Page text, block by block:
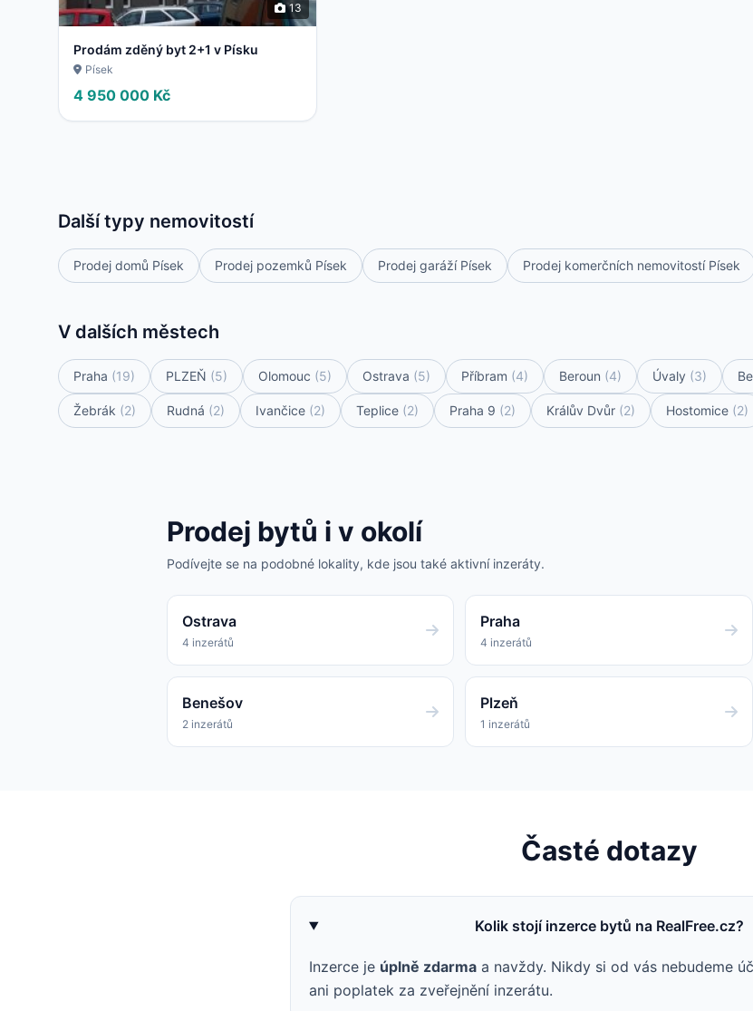
13
Prodám zděný byt 2+1 v Písku
Písek
4 950 000 Kč
Další typy nemovitostí
Prodej domů Písek Prodej pozemků Písek Prodej garáží Písek Prodej komerčních nemovitostí Písek
V dalších městech
Praha (19) PLZEŇ (5) Olomouc (5) Ostrava (5) Příbram (4) Beroun (4) Úvaly (3)
Žebrák (2) Rudná (2) Ivančice (2) Teplice (2) Praha 9 (2) Králův Dvůr (2) Hostomice (2)
Prodej bytů i v okolí
Podívejte se na podobné lokality, kde jsou také aktivní inzeráty.
Ostrava
4 inzerátů
Praha
4 inzerátů
Benešov
2 inzerátů
Plzeň
1 inzerátů
Časté dotazy
Kolik stojí inzerce bytů na RealFree.cz?
Inzerce je úplně zdarma a navždy. Nikdy si od vás nebudeme
ani poplatek za zveřejnění inzerátu.